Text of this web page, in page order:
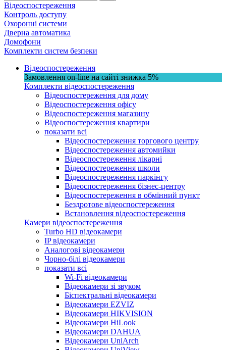
Відеоспостереження
Контроль доступу
Охоронні системи
Дверна автоматика
Домофони
Комплекти систем безпеки
Відеоспостереження
Замовлення on-line на сайті знижка 5%
Комплекти відеоспостереження
Відеоспостереження для дому
Відеоспостереження офісу
Відеоспостереження магазину
Відеоспостереження квартири
показати всі
Відеоспостереження торгового центру
Відеоспостереження автомийки
Відеоспостереження лікарні
Відеоспостереження школи
Відеоспостереження паркінгу
Відеоспостереження бізнес-центру
Відеоспостереження в обмінний пункт
Бездротове відеоспостереження
Встановлення відеоспостереження
Камери відеоспостереження
Turbo HD відеокамери
IP відеокамери
Аналогові відеокамери
Чорно-білі відеокамери
показати всі
Wi-Fi відеокамери
Відеокамери зі звуком
Біспектральні відеокамери
Відеокамери EZVIZ
Відеокамери HIKVISION
Відеокамери HiLook
Відеокамери DAHUA
Відеокамери UniArch